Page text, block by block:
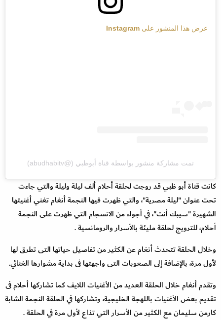
عرض هذا المنشور على Instagram
تمت مشاركة منشور بواسطة ‏‎قناة أبوظبي‎‏ (@‏‎abudhabitv‎‏)
كانت قناة أبو ظبي قد روجت لحلقة أحلام ألف ليلة وليلة والتي جاءت
تحت عنوان "ليلة مصرية"، والتي ظهرت فيها النجمة أنغام تغني أغنيتها
الشهيرة "سيبك أنت"، في أجواء من الانسجام التي ظهرت على النجمة
أحلام، للترويج لحلقة مليئة بالأسرار والرومانسية .
وخلال الحلقة تتحدث أنغام عن الكثير من تفاصيل حياتها التى تطرق لها
لأول مرة، بالإضافة إلى الصعوبات التى واجهتها فى بداية مشوارها الغنائي.
وتقدم أنغام خلال الحلقة العديد من الأغنيات اللايف كما تشاركها أحلام فى
تقديم بعض الأغنيات باللهجة الخليجية، وتشاركها في الحلقة النجمة الشابة
كارمن سليمان مع الكثير من الأسرار التي تذاع لأول مرة في الحلقة .